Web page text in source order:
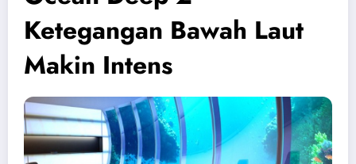
Ketegangan Bawah Laut
Makin Intens